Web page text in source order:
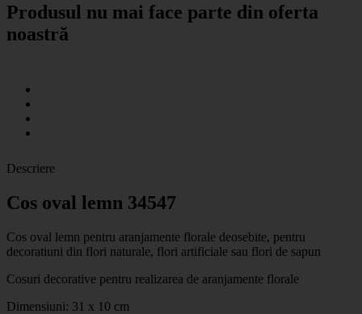
Produsul nu mai face parte din oferta
noastră
Descriere
Cos oval lemn 34547
Cos oval lemn pentru aranjamente florale deosebite, pentru
decoratiuni din flori naturale, flori artificiale sau flori de sapun
Cosuri decorative pentru realizarea de aranjamente florale
Dimensiuni: 31 x 10 cm